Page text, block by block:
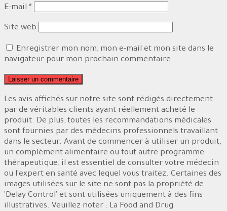
E-mail *
Site web
Enregistrer mon nom, mon e-mail et mon site dans le
navigateur pour mon prochain commentaire.
Les avis affichés sur notre site sont rédigés directement
par de véritables clients ayant réellement acheté le
produit. De plus, toutes les recommandations médicales
sont fournies par des médecins professionnels travaillant
dans le secteur. Avant de commencer à utiliser un produit,
un complément alimentaire ou tout autre programme
thérapeutique, il est essentiel de consulter votre médecin
ou l'expert en santé avec lequel vous traitez. Certaines des
images utilisées sur le site ne sont pas la propriété de
'Delay Control' et sont utilisées uniquement à des fins
illustratives. Veuillez noter : La Food and Drug